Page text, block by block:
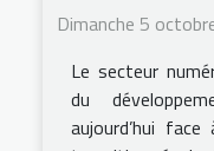
Dimanche 5
Le secteur
du
aujourd’hui